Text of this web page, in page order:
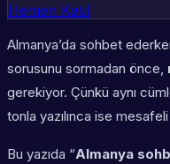
Hemen Katıl
Almanya’da sohbet
sorusunu sormadan önce,
gerekiyor. Çünkü aynı
tonla yazılınca ise
Bu yazıda “Almanya